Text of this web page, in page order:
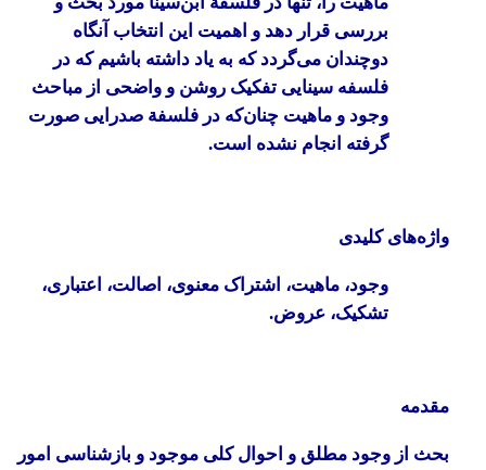
بررسی قرار دهد و اهمیت این انتخاب آنگاه
دوچندان می‌گردد که به یاد داشته باشیم که در
فلسفه سینایی تفکیک روشن و واضحی از مباحث
وجود و ماهیت چنان‌که در فلسفة صدرایی صورت
گرفته انجام نشده است.
واژه‌های کلیدی
وجود، ماهیت، اشتراک معنوی، اصالت، اعتباری،
تشکیک، عروض.
مقدمه
بحث از وجود مطلق و احوال کلی موجود و بازشناسی امور